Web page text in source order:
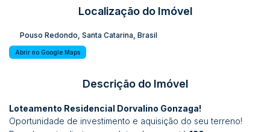
Localização do Imóvel
Pouso Redondo, Santa Catarina, Brasil
Abrir no Google Maps
Descrição do Imóvel
Loteamento Residencial Dorvalino Gonzaga!
Oportunidade de investimento e aquisição do seu terreno!